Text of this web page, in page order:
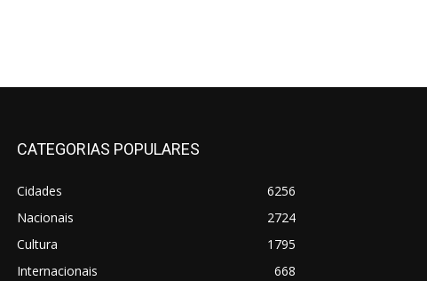
CATEGORIAS POPULARES
Cidades
6256
Nacionais
2724
Cultura
1795
Internacionais
668